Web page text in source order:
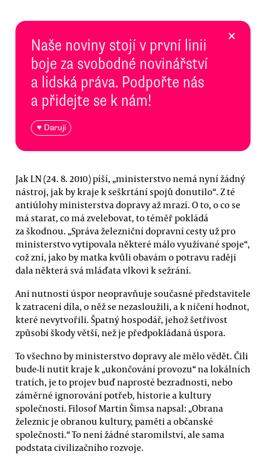
Naše noviny stojí v první linii
boje za svobodné novinářství
a lidská práva. Podpořte nás
a přidejte se k nám!
♥ Daruji
×
Jak LN (24. 8. 2010) píší, „ministerstvo nemá nyní žádný
nástroj, jak by kraje k seškrtání spojů donutilo“. Z té
antiúlohy ministerstva dopravy až mrazí. O to, o co se
má starat, co má zvelebovat, to téměř pokládá
za škodnou. „Správa železniční dopravní cesty už pro
ministerstvo vytipovala některé málo využívané spoje“,
což zní, jako by matka kvůli obavám o potravu raději
dala některá svá mláďata vlkovi k sežrání.
Ani nutností úspor neopravňuje současné představitele
k zatracení díla, o něž se nezasloužili, a k ničení hodnot,
které nevytvořili. Špatný hospodář, jehož šetřivost
způsobí škody větší, než je předpokládaná úspora.
To všechno by ministerstvo dopravy ale mělo vědět. Čili
bude-li nutit kraje k „ukončování provozu“ na lokálních
tratích, je to projev buď naprosté bezradnosti, nebo
záměrné ignorování potřeb, historie a kultury
společnosti. Filosof Martin Šimsa napsal: „Obrana
železnic je obranou kultury, paměti a občanské
společnosti.“ To není žádné staromilství, ale sama
podstata civilizačního rozvoje.